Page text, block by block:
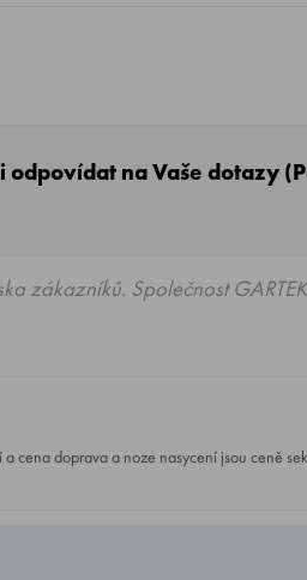
na Vaše dotazy
zákazníků. Společnost
cena doprava a noze nasycení jsou ceně